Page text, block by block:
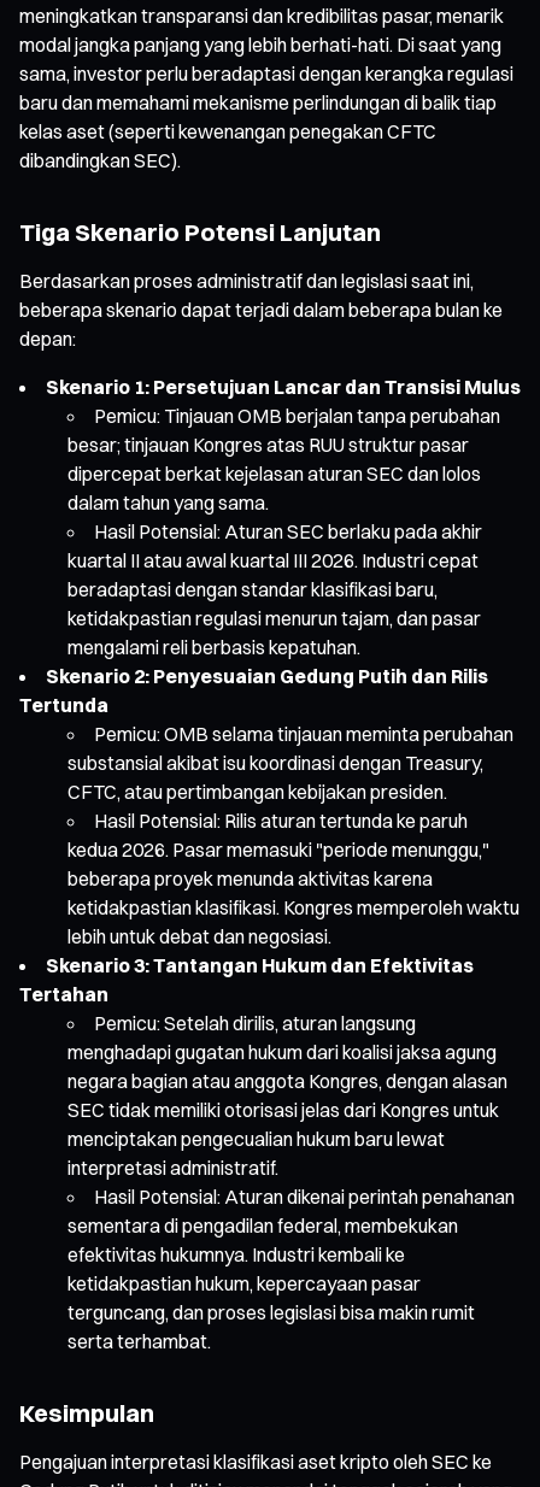
meningkatkan transparansi dan kredibilitas pasar, menarik
modal jangka panjang yang lebih berhati-hati. Di saat yang
sama, investor perlu beradaptasi dengan kerangka regulasi
baru dan memahami mekanisme perlindungan di balik tiap
kelas aset (seperti kewenangan penegakan CFTC
dibandingkan SEC).
Tiga Skenario Potensi Lanjutan
Berdasarkan proses administratif dan legislasi saat ini,
beberapa skenario dapat terjadi dalam beberapa bulan ke
depan:
Skenario 1: Persetujuan Lancar dan Transisi Mulus
Pemicu: Tinjauan OMB berjalan tanpa perubahan
besar; tinjauan Kongres atas RUU struktur pasar
dipercepat berkat kejelasan aturan SEC dan lolos
dalam tahun yang sama.
Hasil Potensial: Aturan SEC berlaku pada akhir
kuartal II atau awal kuartal III 2026. Industri cepat
beradaptasi dengan standar klasifikasi baru,
ketidakpastian regulasi menurun tajam, dan pasar
mengalami reli berbasis kepatuhan.
Skenario 2: Penyesuaian Gedung Putih dan Rilis
Tertunda
Pemicu: OMB selama tinjauan meminta perubahan
substansial akibat isu koordinasi dengan Treasury,
CFTC, atau pertimbangan kebijakan presiden.
Hasil Potensial: Rilis aturan tertunda ke paruh
kedua 2026. Pasar memasuki "periode menunggu,"
beberapa proyek menunda aktivitas karena
ketidakpastian klasifikasi. Kongres memperoleh waktu
lebih untuk debat dan negosiasi.
Skenario 3: Tantangan Hukum dan Efektivitas
Tertahan
Pemicu: Setelah dirilis, aturan langsung
menghadapi gugatan hukum dari koalisi jaksa agung
negara bagian atau anggota Kongres, dengan alasan
SEC tidak memiliki otorisasi jelas dari Kongres untuk
menciptakan pengecualian hukum baru lewat
interpretasi administratif.
Hasil Potensial: Aturan dikenai perintah penahanan
sementara di pengadilan federal, membekukan
efektivitas hukumnya. Industri kembali ke
ketidakpastian hukum, kepercayaan pasar
terguncang, dan proses legislasi bisa makin rumit
serta terhambat.
Kesimpulan
Pengajuan interpretasi klasifikasi aset kripto oleh SEC ke